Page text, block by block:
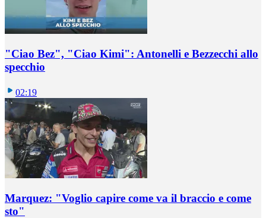
"Ciao Bez", "Ciao Kimi": Antonelli e Bezzecchi allo
specchio
02:19
Marquez: "Voglio capire come va il braccio e come
sto"